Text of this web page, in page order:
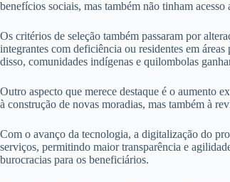
benefícios sociais, mas também não tinham
Os critérios de seleção também passaram por
integrantes com deficiência ou residentes em
disso, comunidades indígenas e quilombolas
Outro aspecto que merece destaque é o aumento
à construção de novas moradias, mas também à
Com o avanço da tecnologia, a digitalização do
serviços, permitindo maior transparência e
burocracias para os beneficiários.